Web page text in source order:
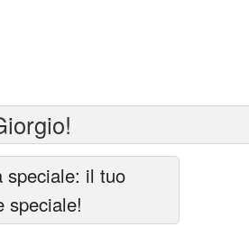
speciale: il tuo
speciale!